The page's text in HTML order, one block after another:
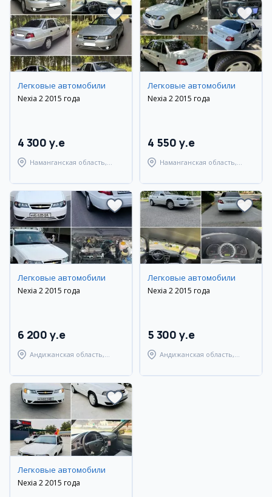
Легковые автомобили
Nexia 2 2015 года
4 300 y.e
Наманганская область,
Легковые автомобили
Nexia 2 2015 года
4 550 y.e
Наманганская область,
Легковые автомобили
Nexia 2 2015 года
6 200 y.e
Андижанская область,
Легковые автомобили
Nexia 2 2015 года
5 300 y.e
Андижанская область,
Легковые автомобили
Nexia 2 2015 года